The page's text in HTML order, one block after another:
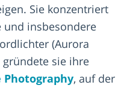
Sie konzentriert
insbesondere
(Aurora
gründete sie ihre
Photography, auf der